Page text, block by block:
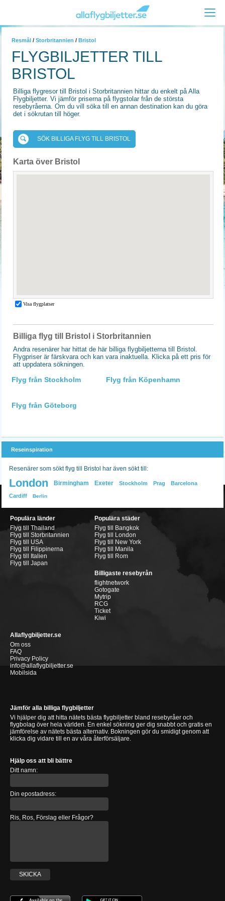
Resmål / Storbritannien / Bristol
FLYGBILJETTER TILL
BRISTOL
Billiga flygresor till Bristol i Storbritannien hittar du enkelt på Alla
Flygbiljetter. Vi jämför priserna på flygstolar från de största
resebyråerna. Om du vill söka till en annan destination kan du göra
det i sökrutan till höger.
SÖK BILLIGA FLYG TILL BRISTOL
Karta över Bristol
Billiga flyg till Bristol i Storbritannien
Andra resenärer har hittat de här billiga flygbiljetterna till Bristol.
Flygpriser är färskvara och kan vara inaktuella. Klicka på ett pris för
att uppdatera sökningen.
Flyg från Stockholm Flyg från Köpenhamn
Flyg från Göteborg
Reseinspiration
Resenärer som sökt flyg till Bristol har även sökt till:
London Birmingham Exeter Stockholm Prag Barcelona
Cardiff Berlin
Populära länder
Flyg till Thailand
Flyg till Storbritannien
Flyg till USA
Flyg till Filippinerna
Flyg till Italien
Flyg till Japan
Populära städer
Flyg till Bangkok
Flyg till London
Flyg till New York
Flyg till Manila
Flyg till Rom
Billigaste resebyrån
flightnetwork
Gotogate
Mytrip
RCG
Ticket
Kiwi
Allaflygbiljetter.se
Om oss
FAQ
Privacy Policy
info@allaflygbiljetter.se
Mobilsida
Jämför alla billiga flygbiljetter
Vi hjälper dig att hitta nätets bästa flygbiljetter bland resebyråer och
flygbolag över hela världen. En enkel sökning ger dig snabbt och gratis en
jämförelse av nätets bästa alternativ. Bokningen gör du smidigt genom att
klicka dig vidare till en av våra återförsäljare.
Hjälp oss att bli bättre
Ditt namn:
Din epostadress:
Ris, Ros, Förslag eller Frågor?
SKICKA